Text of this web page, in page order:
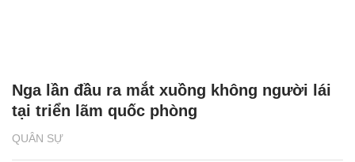
QUÂN SỰ
Nga lần đầu ra mắt xuồng không người lái
tại triển lãm quốc phòng